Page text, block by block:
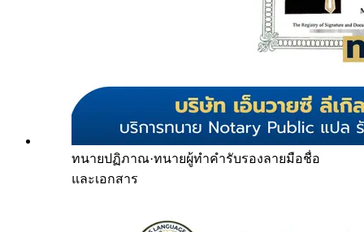
ทนายปฏิภาณ·ทนายผู้ทำคำรับรองลายมือชื่อ
และเอกสาร